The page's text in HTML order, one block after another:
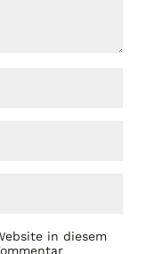
in diesem